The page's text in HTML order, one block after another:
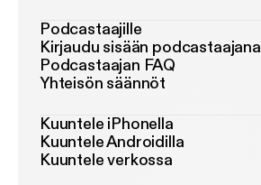
Podcastaajille
Kirjaudu sisään podcastaajana
Podcastaajan FAQ
Yhteisön säännöt
Kuuntele iPhonella
Kuuntele Androidilla
Kuuntele verkossa